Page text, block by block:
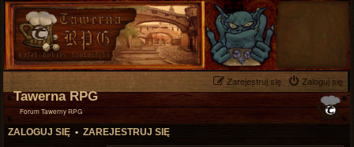
Zaloguj się
Zarejestruj się
Tawerna RPG
Forum Tawerny RPG
ZALOGUJ SIĘ • ZAREJESTRUJ SIĘ